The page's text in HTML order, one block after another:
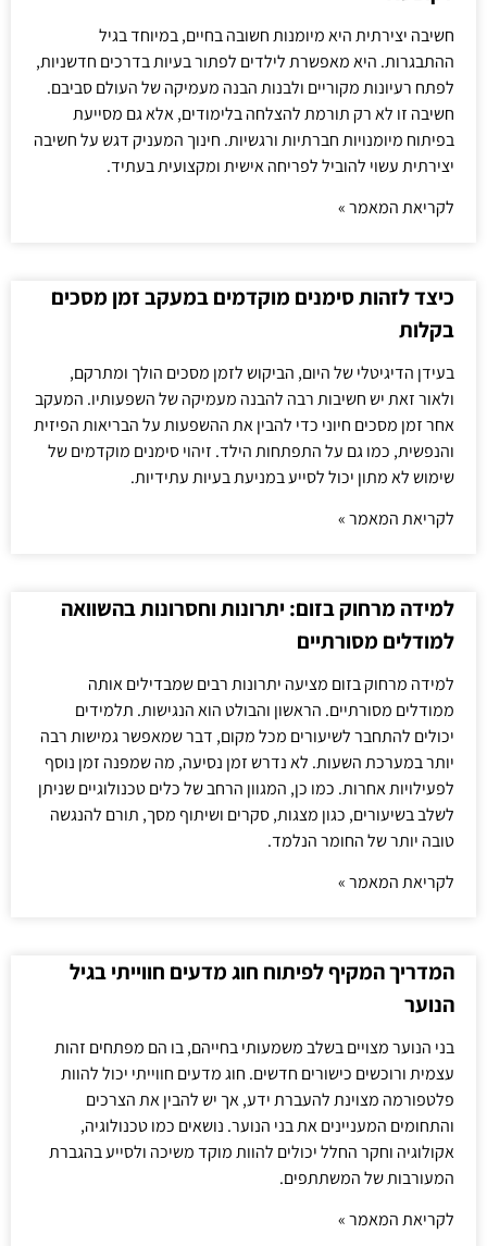
חשיבה יצירתית היא מיומנות חשובה בחיים, במיוחד בגיל
ההתבגרות. היא מאפשרת לילדים לפתור בעיות בדרכים חדשניות,
לפתח רעיונות מקוריים ולבנות הבנה מעמיקה של העולם סביבם.
חשיבה זו לא רק תורמת להצלחה בלימודים, אלא גם מסייעת
בפיתוח מיומנויות חברתיות ורגשיות. חינוך המעניק דגש על חשיבה
יצירתית עשוי להוביל לפריחה אישית ומקצועית בעתיד.
לקריאת המאמר »
כיצד לזהות סימנים מוקדמים במעקב זמן מסכים
בקלות
בעידן הדיגיטלי של היום, הביקוש לזמן מסכים הולך ומתרקם,
ולאור זאת יש חשיבות רבה להבנה מעמיקה של השפעותיו. המעקב
אחר זמן מסכים חיוני כדי להבין את ההשפעות על הבריאות הפיזית
והנפשית, כמו גם על התפתחות הילד. זיהוי סימנים מוקדמים של
שימוש לא מתון יכול לסייע במניעת בעיות עתידיות.
לקריאת המאמר »
למידה מרחוק בזום: יתרונות וחסרונות בהשוואה
למודלים מסורתיים
למידה מרחוק בזום מציעה יתרונות רבים שמבדילים אותה
ממודלים מסורתיים. הראשון והבולט הוא הנגישות. תלמידים
יכולים להתחבר לשיעורים מכל מקום, דבר שמאפשר גמישות רבה
יותר במערכת השעות. לא נדרש זמן נסיעה, מה שמפנה זמן נוסף
לפעילויות אחרות. כמו כן, המגוון הרחב של כלים טכנולוגיים שניתן
לשלב בשיעורים, כגון מצגות, סקרים ושיתוף מסך, תורם להנגשה
טובה יותר של החומר הנלמד.
לקריאת המאמר »
המדריך המקיף לפיתוח חוג מדעים חווייתי בגיל
הנוער
בני הנוער מצויים בשלב משמעותי בחייהם, בו הם מפתחים זהות
עצמית ורוכשים כישורים חדשים. חוג מדעים חווייתי יכול להוות
פלטפורמה מצוינת להעברת ידע, אך יש להבין את הצרכים
והתחומים המעניינים את בני הנוער. נושאים כמו טכנולוגיה,
אקולוגיה וחקר החלל יכולים להוות מוקד משיכה ולסייע בהגברת
המעורבות של המשתתפים.
לקריאת המאמר »